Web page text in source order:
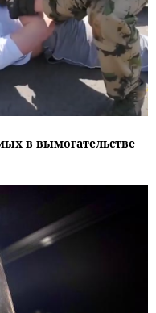
в вымогательстве